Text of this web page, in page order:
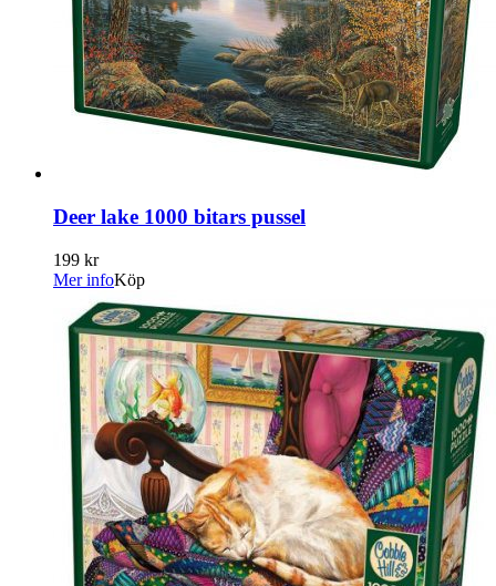
Deer lake 1000 bitars pussel
199 kr
Mer infoKöp